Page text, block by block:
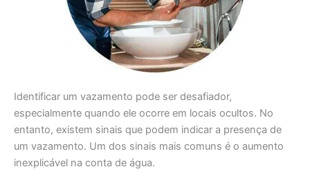
Identificar um vazamento pode ser desafiador,
especialmente quando ele ocorre em locais ocultos. No
entanto, existem sinais que podem indicar a presença de
um vazamento. Um dos sinais mais comuns é o aumento
inexplicável na conta de água.